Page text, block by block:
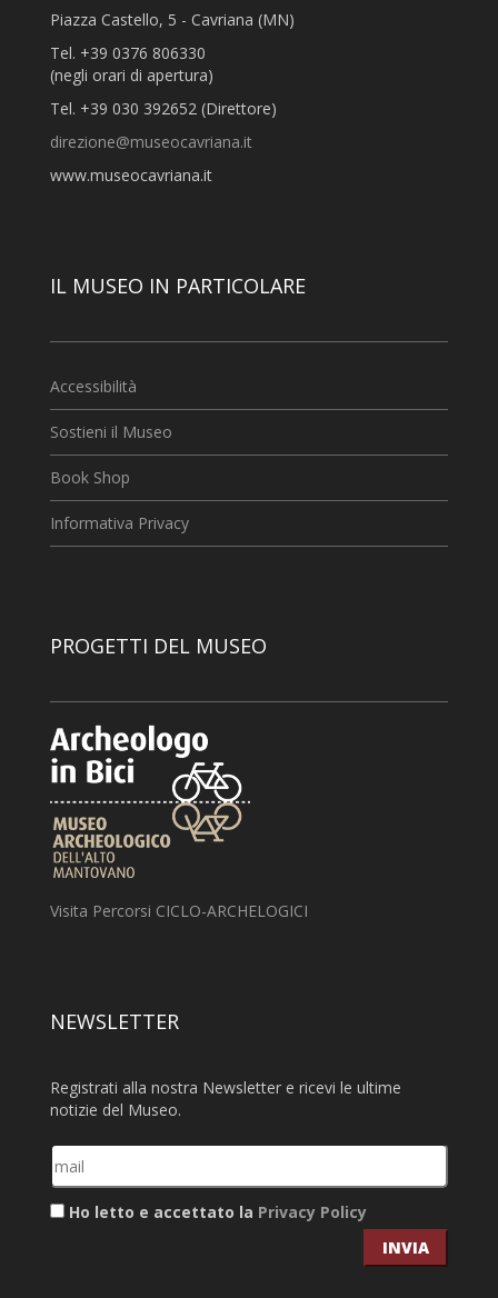
Piazza Castello, 5 - Cavriana (MN)
Tel. +39 0376 806330
(negli orari di apertura)
Tel. +39 030 392652 (Direttore)
direzione@museocavriana.it
www.museocavriana.it
IL MUSEO IN PARTICOLARE
Accessibilità
Sostieni il Museo
Book Shop
Informativa Privacy
PROGETTI DEL MUSEO
Visita Percorsi CICLO-ARCHELOGICI
NEWSLETTER
Registrati alla nostra Newsletter e ricevi le ultime
notizie del Museo.
Ho letto e accettato la Privacy Policy
INVIA